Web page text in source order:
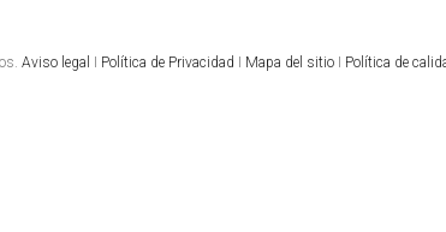
Aviso legal I Política de Privacidad I Mapa del sitioI Política de